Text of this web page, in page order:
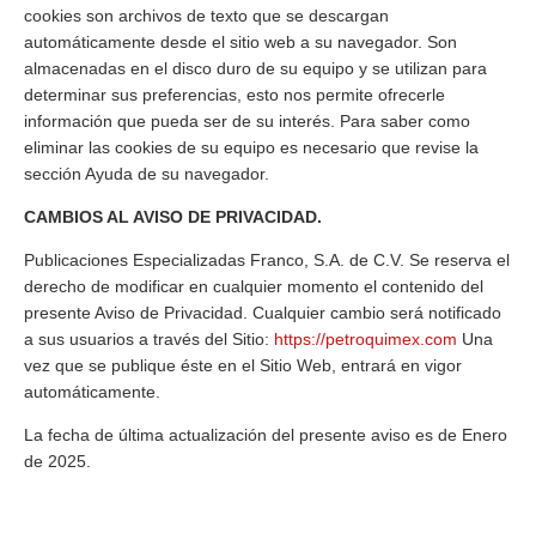
cookies son archivos de texto que se descargan
automáticamente desde el sitio web a su navegador. Son
almacenadas en el disco duro de su equipo y se utilizan para
determinar sus preferencias, esto nos permite ofrecerle
información que pueda ser de su interés. Para saber como
eliminar las cookies de su equipo es necesario que revise la
sección Ayuda de su navegador.
CAMBIOS AL AVISO DE PRIVACIDAD.
Publicaciones Especializadas Franco, S.A. de C.V. Se reserva el
derecho de modificar en cualquier momento el contenido del
presente Aviso de Privacidad. Cualquier cambio será notificado
a sus usuarios a través del Sitio: https://petroquimex.com Una
vez que se publique éste en el Sitio Web, entrará en vigor
automáticamente.
La fecha de última actualización del presente aviso es de Enero
de 2025.